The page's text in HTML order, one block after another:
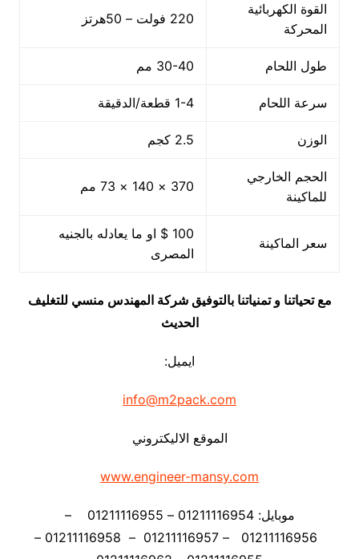
القوة الكهربائية
المحركة
220 فولت – 50هرتز
طول اللحام 30-40 مم
سرعة اللحام 1-4 قطعة/الدقيقة
الوزن 2.5 كجم
الحجم الخارجي
للماكينة
370 × 140 × 73 مم
سعر الماكينة
100 $ او ما يعادله بالجنيه
المصرى
مع تحياتنا و تمنياتنا بالتوفيق شركة المهندس منسي للتغليف
الحديث
ايميل:
info@m2pack.com
الموقع الاليكتروني
www.engineer-mansy.com
موبايل: 01211116954 – 01211116955 –
01211116956 – 01211116957 – 01211116958 –